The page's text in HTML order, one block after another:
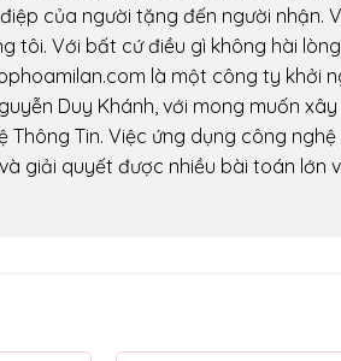
của người tặng đến người nhận.
tôi. Với bất cứ điều gì không hài
là một công ty khởi
Duy Khánh, với mong muốn
Tin. Việc ứng dụng công
giải quyết được nhiều bài toán lớn